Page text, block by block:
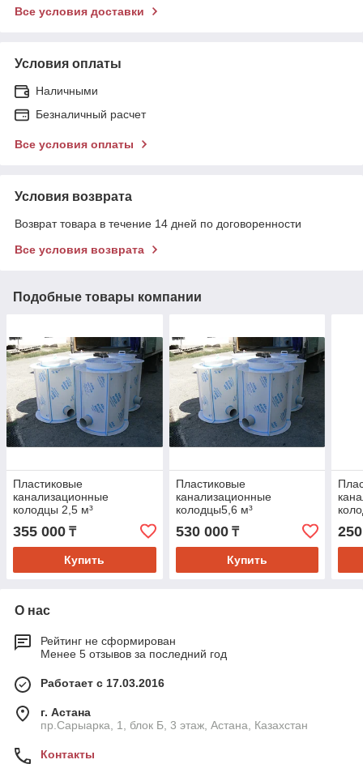
Все условия доставки
Условия оплаты
Наличными
Безналичный расчет
Все условия оплаты
Условия возврата
Возврат товара в течение 14 дней по договоренности
Все условия возврата
Подобные товары компании
Пластиковые
канализационные
колодцы 2,5 м³
355 000 ₸
Купить
Пластиковые
канализационные
колодцы5,6 м³
530 000₸
Купить
О нас
Рейтинг не сформирован
Менее 5 отзывов за последний год
Работает с 17.03.2016
г. Астана
пр.Сарыарка, 1, блок Б, 3 этаж, Астана, Казахстан
Контакты